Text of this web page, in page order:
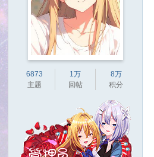
6873
主题
1万
回帖
8万
积分